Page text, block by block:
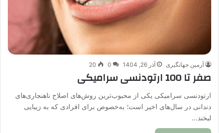
آرمین جهانگیری آذر 26, 1404 0
20
صفر تا 100 ارتودنسی سرامیکی
ارتودنسی سرامیکی یکی از محبوب‌ترین روش‌های اصلاح ناهنجاری‌های
دندانی در سال‌های اخیر است؛ به‌خصوص برای افرادی که به زیبایی
لبخند…